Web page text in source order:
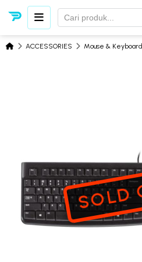
ACCESSORIES Mouse & Keyboard
SOLD